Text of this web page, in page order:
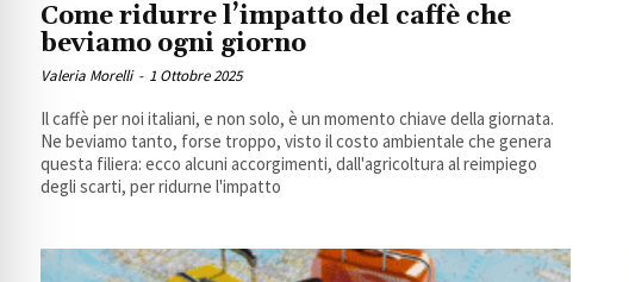
Come ridurre l’impatto del caffè che
beviamo ogni giorno
Valeria Morelli - 1 Ottobre 2025
Il caffè per noi italiani, e non solo, è un momento chiave della giornata.
Ne beviamo tanto, forse troppo, visto il costo ambientale che genera
questa filiera: ecco alcuni accorgimenti, dall'agricoltura al reimpiego
degli scarti, per ridurne l'impatto